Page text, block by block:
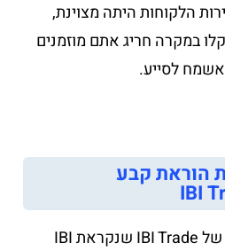
הלקוחות היתה מצוינת,
במקרה חריג אתם מוזמנים
אשמח לסייע.
הוראת קבע
דרך אפליקציית המסחר של IBI Trade שנקראת IBI